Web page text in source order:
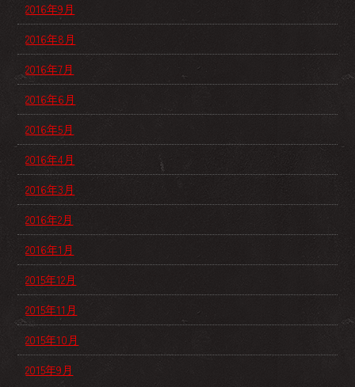
2016年9月
2016年8月
2016年7月
2016年6月
2016年5月
2016年4月
2016年3月
2016年2月
2016年1月
2015年12月
2015年11月
2015年10月
2015年9月